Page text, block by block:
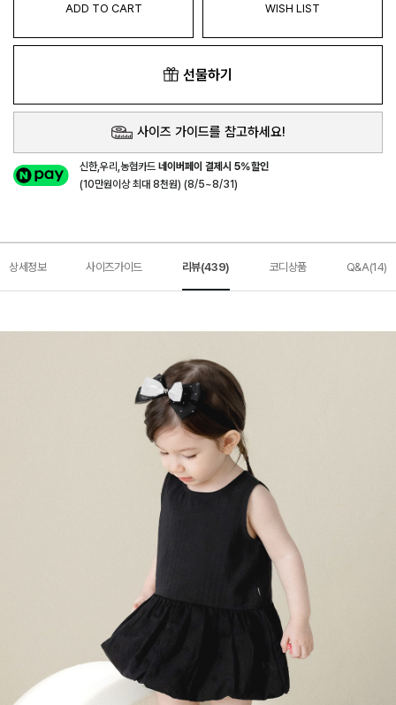
ADD TO CART WISH LIST
선물하기
사이즈 가이드를 참고하세요!
신한,우리,농협카드네이버페이 결제시 5%할인
(10만원이상 최대 8천원) (8/5~8/31)
상세정보 사이즈가이드 리뷰(439) 코디상품 Q&A(14)